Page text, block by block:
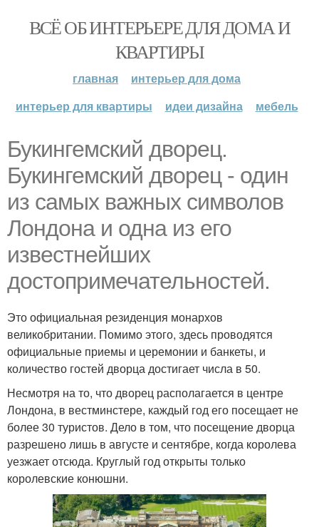
ВСЁ ОБ ИНТЕРЬЕРЕ ДЛЯ ДОМА И
КВАРТИРЫ
главная
интерьер для дома
интерьер для квартиры
идеи дизайна мебель
Букингемский дворец.
Букингемский дворец - один
из самых важных символов
Лондона и одна из его
известнейших
достопримечательностей.
Это официальная резиденция монархов
великобритании. Помимо этого, здесь проводятся
официальные приемы и церемонии и банкеты, и
количество гостей дворца достигает числа в 50.
Несмотря на то, что дворец располагается в центре
Лондона, в вестминстере, каждый год его посещает не
более 30 туристов. Дело в том, что посещение дворца
разрешено лишь в августе и сентябре, когда королева
уезжает отсюда. Круглый год открыты только
королевские конюшни.